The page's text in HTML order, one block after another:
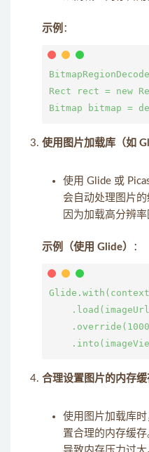
示例 ：
Rect rect = new
使用图片加载库（如
使用 Glide 或
会自动处理图片
因为加载高分辨率
示例（使用 Glide） ：
合理设置图片的内存缓
使用图片加载库
置合理的内存缓存